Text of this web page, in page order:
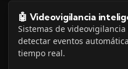
🤖 Videovigilancia
Sistemas de
detectar eventos
tiempo real.